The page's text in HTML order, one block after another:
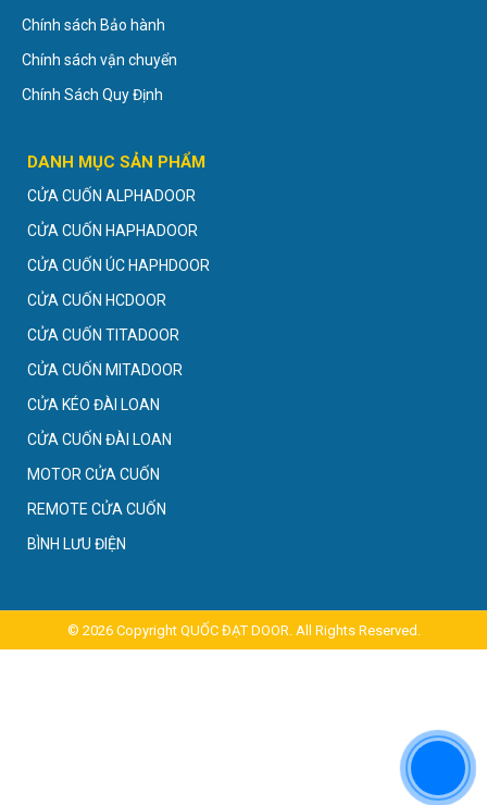
Chính sách Bảo hành
Chính sách vận chuyển
Chính Sách Quy Định
DANH MỤC SẢN PHẨM
CỬA CUỐN ALPHADOOR
CỬA CUỐN HAPHADOOR
CỬA CUỐN ÚC HAPHDOOR
CỬA CUỐN HCDOOR
CỬA CUỐN TITADOOR
CỬA CUỐN MITADOOR
CỬA KÉO ĐÀI LOAN
CỬA CUỐN ĐÀI LOAN
MOTOR CỬA CUỐN
REMOTE CỬA CUỐN
BÌNH LƯU ĐIỆN
© 2026 Copyright QUỐC ĐẠT DOOR. All Rights Reserved .